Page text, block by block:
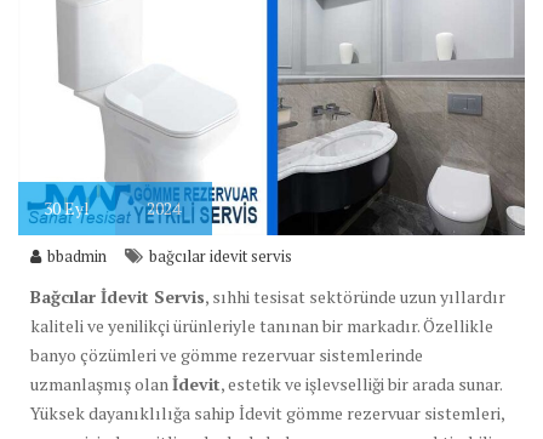
30Eyl 2024
bbadmin bağcılar idevit servis
Bağcılar İdevit Servis, sıhhi tesisat sektöründe uzun yıllardır
kaliteli ve yenilikçi ürünleriyle tanınan bir markadır. Özellikle
banyo çözümleri ve gömme rezervuar sistemlerinde
uzmanlaşmış olan İdevit, estetik ve işlevselliği bir arada sunar.
Yüksek dayanıklılığa sahip İdevit gömme rezervuar sistemleri,